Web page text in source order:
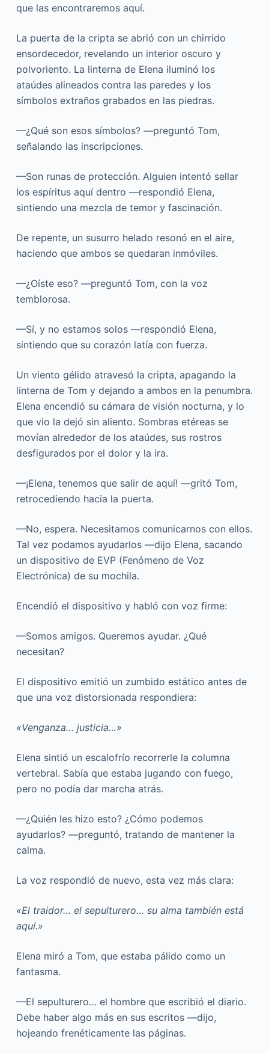
que las encontraremos aquí.
La puerta de la cripta se abrió con un chirrido
ensordecedor, revelando un interior oscuro y
polvoriento. La linterna de Elena iluminó los
ataúdes alineados contra las paredes y los
símbolos extraños grabados en las piedras.
—¿Qué son esos símbolos? —preguntó Tom,
señalando las inscripciones.
—Son runas de protección. Alguien intentó sellar
los espíritus aquí dentro —respondió Elena,
sintiendo una mezcla de temor y fascinación.
De repente, un susurro helado resonó en el aire,
haciendo que ambos se quedaran inmóviles.
—¿Oíste eso? —preguntó Tom, con la voz
temblorosa.
—Sí, y no estamos solos —respondió Elena,
sintiendo que su corazón latía con fuerza.
Un viento gélido atravesó la cripta, apagando la
linterna de Tom y dejando a ambos en la penumbra.
Elena encendió su cámara de visión nocturna, y lo
que vio la dejó sin aliento. Sombras etéreas se
movían alrededor de los ataúdes, sus rostros
desfigurados por el dolor y la ira.
—¡Elena, tenemos que salir de aquí! —gritó Tom,
retrocediendo hacia la puerta.
—No, espera. Necesitamos comunicarnos con ellos.
Tal vez podamos ayudarlos —dijo Elena, sacando
un dispositivo de EVP (Fenómeno de Voz
Electrónica) de su mochila.
Encendió el dispositivo y habló con voz firme:
—Somos amigos. Queremos ayudar. ¿Qué
necesitan?
El dispositivo emitió un zumbido estático antes de
que una voz distorsionada respondiera:
«Venganza… justicia…»
Elena sintió un escalofrío recorrerle la columna
vertebral. Sabía que estaba jugando con fuego,
pero no podía dar marcha atrás.
—¿Quién les hizo esto? ¿Cómo podemos
ayudarlos? —preguntó, tratando de mantener la
calma.
La voz respondió de nuevo, esta vez más clara:
«El traidor… el sepulturero… su alma también está
aquí.»
Elena miró a Tom, que estaba pálido como un
fantasma.
—El sepulturero… el hombre que escribió el diario.
Debe haber algo más en sus escritos —dijo,
hojeando frenéticamente las páginas.